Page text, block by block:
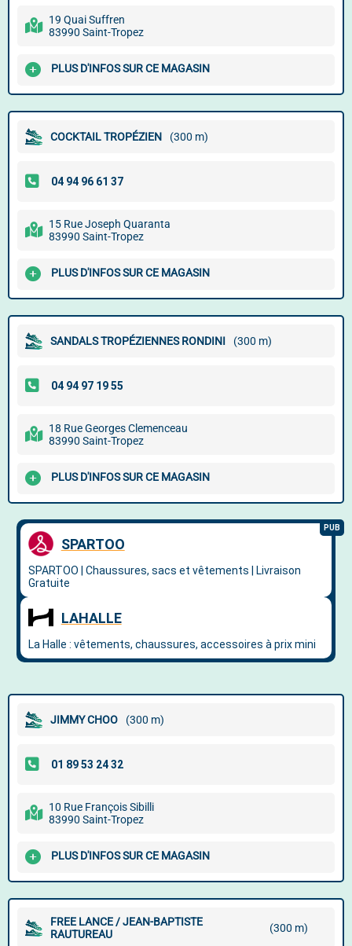
19 Quai Suffren
83990 Saint-Tropez
PLUS D'INFOS SUR CE MAGASIN
COCKTAIL TROPÉZIEN (300 m)
15 Rue Joseph Quaranta
83990 Saint-Tropez
PLUS D'INFOS SUR CE MAGASIN
SANDALS TROPÉZIENNES RONDINI (300 m)
18 Rue Georges Clemenceau
83990 Saint-Tropez
PLUS D'INFOS SUR CE MAGASIN
JIMMY CHOO (300 m)
10 Rue François Sibilli
83990 Saint-Tropez
PLUS D'INFOS SUR CE MAGASIN
FREE LANCE / JEAN-BAPTISTE
RAUTUREAU
(300 m)